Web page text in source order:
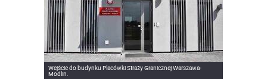
Wejście do budynku Placówki Straży Granicznej Warszawa-
Modlin.